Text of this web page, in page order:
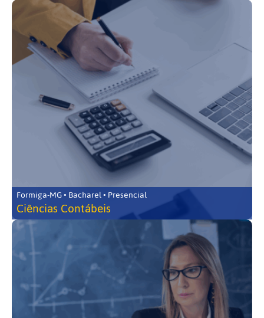
Formiga-MG • Bacharel • Presencial
Ciências Contábeis